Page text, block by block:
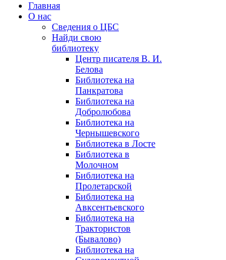
Главная
О нас
Сведения о ЦБС
Найди свою
библиотеку
Центр писателя В. И.
Белова
Библиотека на
Панкратова
Библиотека на
Добролюбова
Библиотека на
Чернышевского
Библиотека в Лосте
Библиотека в
Молочном
Библиотека на
Пролетарской
Библиотека на
Авксентьевского
Библиотека на
Трактористов
(Бывалово)
Библиотека на